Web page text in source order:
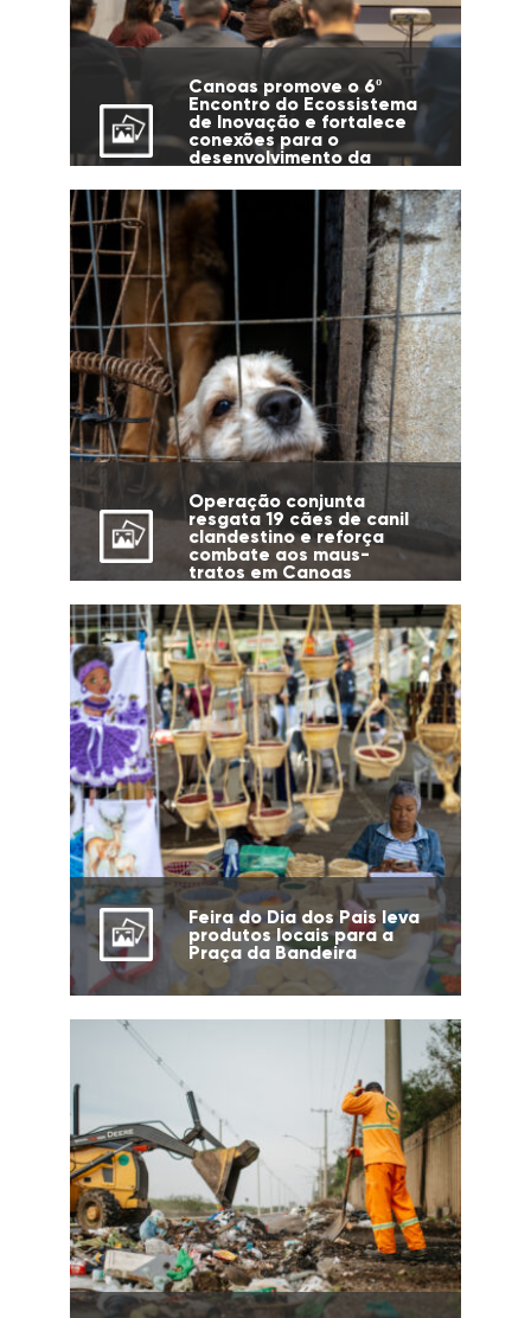
Canoas promove o 6º
Encontro do Ecossistema
de Inovação e fortalece
conexões para o
desenvolvimento da
Operação conjunta
resgata 19 cães de canil
clandestino e reforça
combate aos maus-
tratos em Canoas
Feira do Dia dos Pais leva
produtos locais para a
Praça da Bandeira